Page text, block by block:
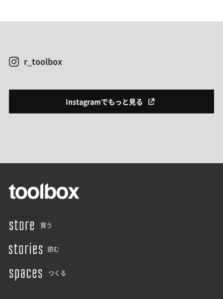
r_toolbox
Instagramでもっと見る
買う
読む
つくる